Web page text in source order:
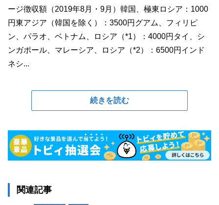
ージ徴収額（2019年8月・9月）韓国、極東ロシア：1000
円東アジア（韓国を除く）：3500円グアム、フィリピ
ン、パラオ、ベトナム、ロシア（*1）：4000円タイ、シ
ンガポール、マレーシア、ロシア（*2）：6500円インド
ネシ...
続きを読む
関連記事